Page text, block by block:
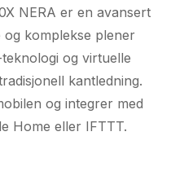
NERA er en avansert
komplekse plener
og virtuelle
kantledning.
og integrer med
Home eller IFTTT.